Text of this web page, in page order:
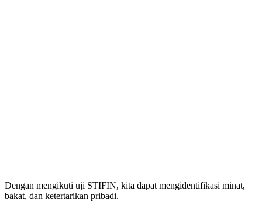
Dengan mengikuti uji STIFIN, kita dapat mengidentifikasi minat,
bakat, dan ketertarikan pribadi.